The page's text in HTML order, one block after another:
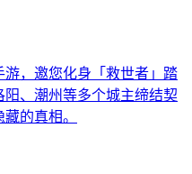
，邀您化身「救世者」踏
、潮州等多个城主缔结契
的真相。